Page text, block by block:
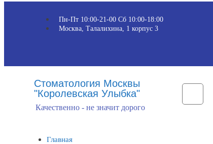
Пн-Пт 10:00-21-00 Сб 10:00-18:00​
Москва, Талалихина, 1 корпус 3
Стоматология Москвы
"Королевская Улыбка"
Качественно - не значит дорого
Главная